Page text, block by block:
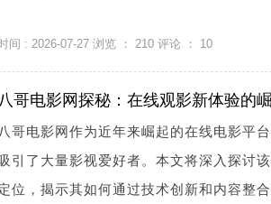
间 : 2026-07-27 浏览 ： 210 评论 ： 10
八哥电影网探秘：在线观影新体验的
八哥电影网作为近年来崛起的在线电影平
引了大量影视爱好者。本文将深入探讨
位，揭示其如何通过技术创新和内容整